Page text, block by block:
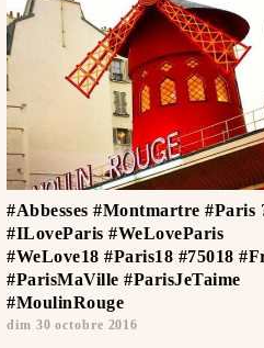
#Abbesses #Montmartre #Paris
#ILoveParis #WeLoveParis
#WeLove18 #Paris18 #75018
#ParisMaVille #ParisJeTaime ️
#MoulinRouge
dim 30 octobre 2016